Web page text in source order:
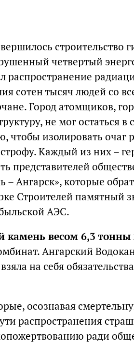
строительство
четвертый
распространение
сотен тысяч людей со
Город атомщиков,
не мог остаться в
чтобы изолировать очаг
Каждый из них –
представителей
Ангарск», которые
Строителей памятный
АЭС.
весом 6,3 тонны
Ангарский
на себя
осознавая
распространения
ради